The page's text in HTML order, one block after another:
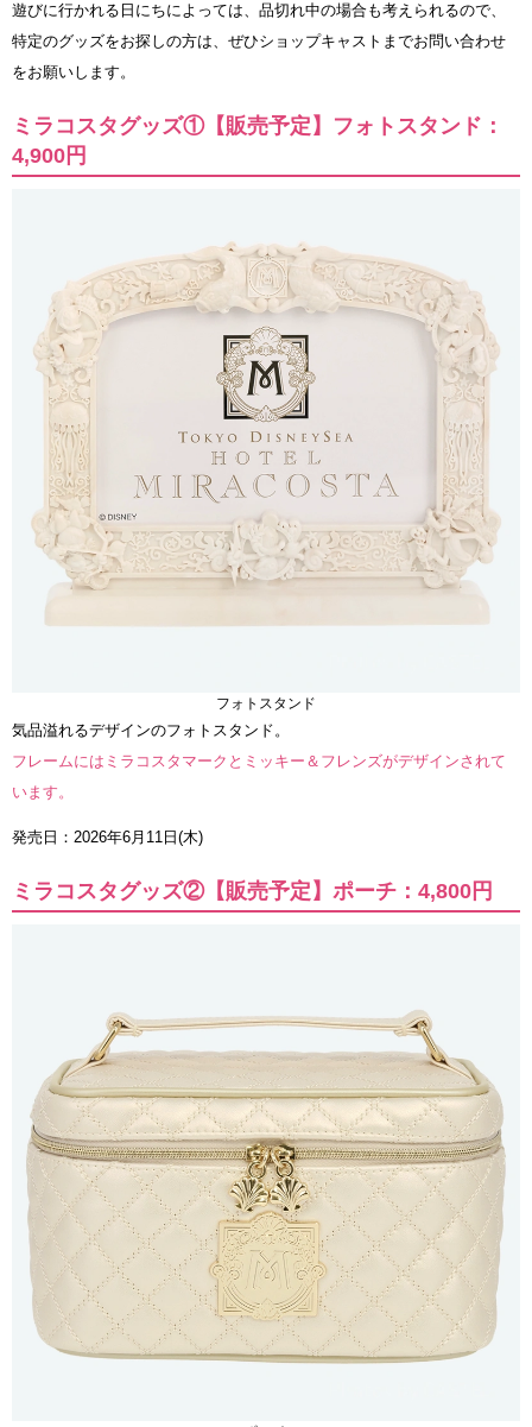
遊びに行かれる日にちによっては、品切れ中の場合も考えられるので、
特定のグッズをお探しの方は、ぜひショップキャストまでお問い合わせ
をお願いします。
ミラコスタグッズ①【販売予定】フォトスタンド：
4,900円
フォトスタンド
気品溢れるデザインのフォトスタンド。
フレームにはミラコスタマークとミッキー＆フレンズがデザインされて
います。
発売日：2026年6月11日(木)
ミラコスタグッズ②【販売予定】ポーチ：4,800円